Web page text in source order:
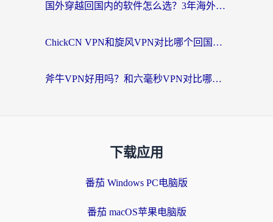
国外穿越回国内的软件怎么选？3年海外党亲测实用指南，告别地域限制
ChickCN VPN和旋风VPN对比哪个回国效果更好？海外党实测回国内网神器指南
斧牛VPN好用吗？和六毫秒VPN对比哪个回国效果更好？海外党亲测实用指南
下载应用
番茄 Windows PC电脑版
番茄 macOS苹果电脑版